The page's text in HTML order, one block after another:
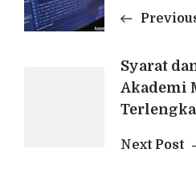
Syarat
Akademi
Next Post